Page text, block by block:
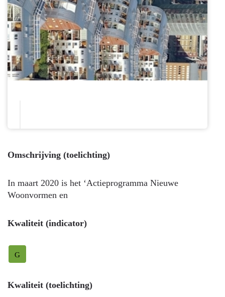
Omschrijving (toelichting)
In maart 2020 is het ‘Actieprogramma Nieuwe
Woonvormen en
Kwaliteit (indicator)
G
Kwaliteit (toelichting)